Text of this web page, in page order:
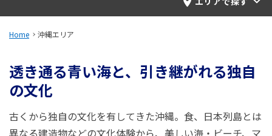
ANA サービス
Home 沖縄エリア
透き通る青い海と、引き継がれる独自
の文化
古くから独自の文化を有してきた沖縄。食、日本列島とは
異なる建造物などの文化体験から、美しい海・ビーチ、マ